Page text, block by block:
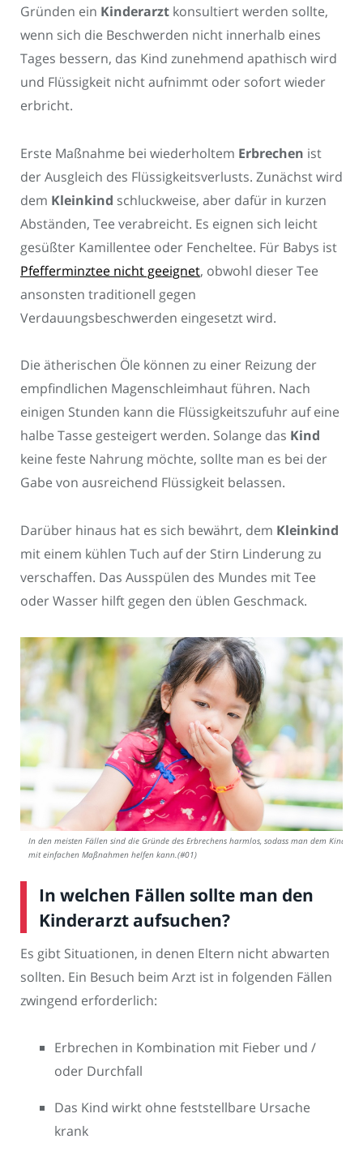
Gründen ein Kinderarzt konsultiert werden sollte,
wenn sich die Beschwerden nicht innerhalb eines
Tages bessern, das Kind zunehmend apathisch wird
und Flüssigkeit nicht aufnimmt oder sofort wieder
erbricht.
Erste Maßnahme bei wiederholtem Erbrechen ist
der Ausgleich des Flüssigkeitsverlusts. Zunächst wird
dem Kleinkind schluckweise, aber dafür in kurzen
Abständen, Tee verabreicht. Es eignen sich leicht
gesüßter Kamillentee oder Fencheltee. Für Babys ist
Pfefferminztee nicht geeignet, obwohl dieser Tee
ansonsten traditionell gegen
Verdauungsbeschwerden eingesetzt wird.
Die ätherischen Öle können zu einer Reizung der
empfindlichen Magenschleimhaut führen. Nach
einigen Stunden kann die Flüssigkeitszufuhr auf eine
halbe Tasse gesteigert werden. Solange das Kind
keine feste Nahrung möchte, sollte man es bei der
Gabe von ausreichend Flüssigkeit belassen.
Darüber hinaus hat es sich bewährt, dem Kleinkind
mit einem kühlen Tuch auf der Stirn Linderung zu
verschaffen. Das Ausspülen des Mundes mit Tee
oder Wasser hilft gegen den üblen Geschmack.
In den meisten Fällen sind die Gründe des Erbrechens harmlos, sodass man dem Kind
mit einfachen Maßnahmen helfen kann.(#01)
In welchen Fällen sollte man den
Kinderarzt aufsuchen?
Es gibt Situationen, in denen Eltern nicht abwarten
sollten. Ein Besuch beim Arzt ist in folgenden Fällen
zwingend erforderlich:
Erbrechen in Kombination mit Fieber und /
oder Durchfall
Das Kind wirkt ohne feststellbare Ursache
krank